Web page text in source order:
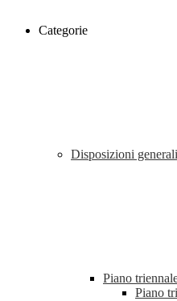
Categorie
Disposizioni generali
Piano
Piano